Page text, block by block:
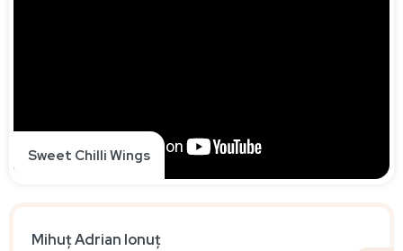
Sweet Chilli Wings
Mihuț Adrian Ionuț